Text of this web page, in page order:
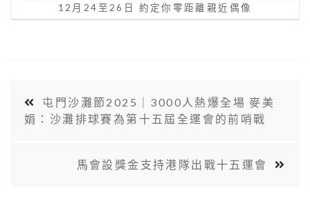
12月24至26日 約定你零距離親近偶像
屯門沙灘節2025｜3000人熱爆全場 麥美
娟：沙灘排球賽為第十五屆全運會的前哨戰
馬會設獎金支持港隊出戰十五運會